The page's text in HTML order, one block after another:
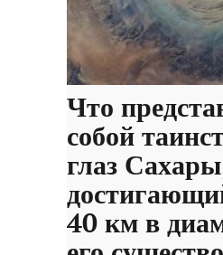
Что
собой
глаз
40 км в